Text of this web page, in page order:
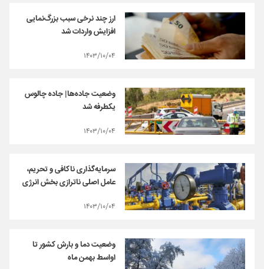
ارز چند نرخی سبب بزرگ‌نمایی
افزایش واردات شد
۱۴۰۳/۱۰/۰۴
وضعیت جاده‌ها| جاده چالوس
یکطرفه شد
۱۴۰۳/۱۰/۰۴
سرمایه‌گذاری ناکافی و تحریم،
عامل اصلی ناترازی بخش انرژی
۱۴۰۳/۱۰/۰۴
وضعیت دما و بارش کشور تا
اواسط بهمن‌ ماه